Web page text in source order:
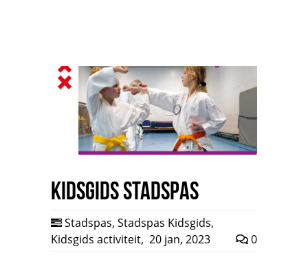
Kidsgids Stadspas
Stadspas, Stadspas Kidsgids,
Kidsgids activiteit, 20 jan, 2023 0